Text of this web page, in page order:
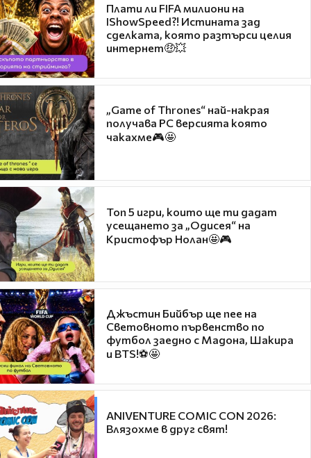
Плати ли FIFA милиони на
IShowSpeed?! Истината зад
сделката, която разтърси целия
интернет🤑💥
„Game of Thrones“ най-накрая
получава PC версията която
чакахме🎮🤩
Топ 5 игри, които ще ти дадат
усещането за „Одисея“ на
Кристофър Нолан🤩🎮
Джъстин Бийбър ще пее на
Световното първенство по
футбол заедно с Мадона, Шакира
и BTS!⚽🤩
ANIVENTURE COMIC CON 2026:
Влязохме в друг свят!